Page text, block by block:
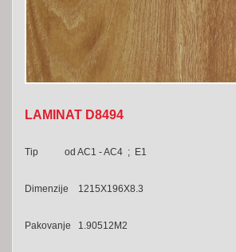
LAMINAT D8494
Tip od AC1 - AC4 ; E1
Dimenzije 1215X196X8.3
Pakovanje 1.90512M2